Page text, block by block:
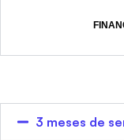
3 meses de